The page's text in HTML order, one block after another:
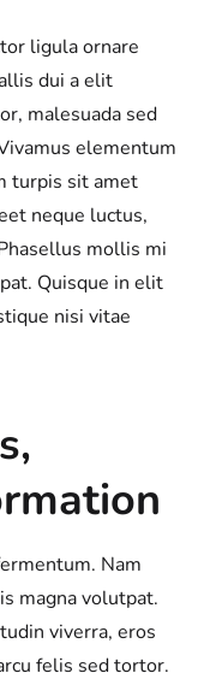
ligula ornare
dui a elit
malesuada sed
elementum
turpis sit amet
neque luctus,
mollis mi
Quisque in elit
nisi vitae
Nam
magna volutpat.
viverra, eros
felis sed tortor.